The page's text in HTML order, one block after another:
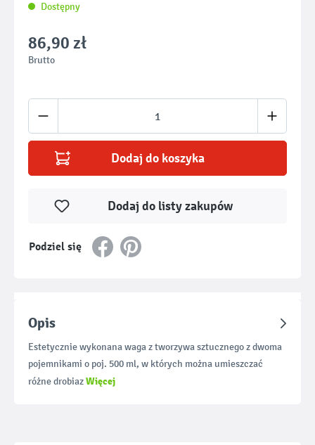
Dostępny
86,90 zł
Brutto
Ilość produktu: Wprowadź żądaną ilość
Dodaj do koszyka
Podziel się
Dodaj do listy zakupów
Opis
Estetycznie wykonana waga z tworzywa sztucznego z dwoma
pojemnikami o poj. 500 ml, w których można umieszczać
różne drobiazWięcej